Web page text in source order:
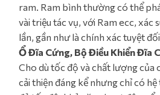
ram. Ram bình thường có thể
vài triệu tác vụ, với Ram ecc, xác
lần, gần như là chính xác tuyệt đối..
Ổ Đĩa Cứng, Bộ Điều Khiển Đĩa
Cho dù tốc độ và chất lượng của
cải thiện đáng kể nhưng chỉ có